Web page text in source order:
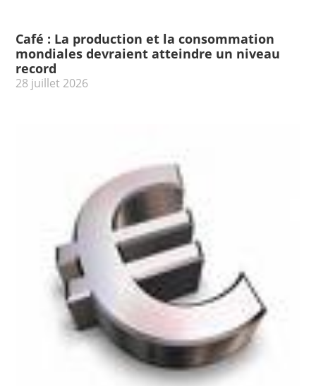
Café : La production et la consommation
mondiales devraient atteindre un niveau
record
28 juillet 2026